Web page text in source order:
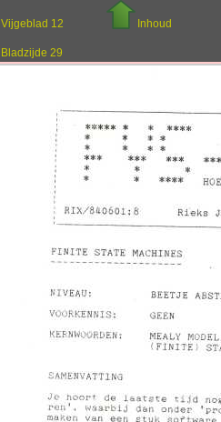
Vijgeblad 12 Inhoud
Bladzijde 29